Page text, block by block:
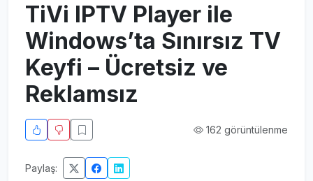
TiVi IPTV Player ile
Windows’ta Sınırsız TV
Keyfi – Ücretsiz ve
Reklamsız
162 görüntülenme
Paylaş: